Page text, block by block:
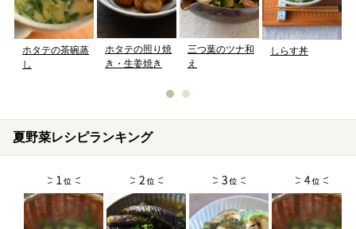
ホタテの茶碗蒸
し
ホタテの照り焼
き・生姜焼き
三つ葉のツナ和
え
しらす丼
夏野菜レシピランキング